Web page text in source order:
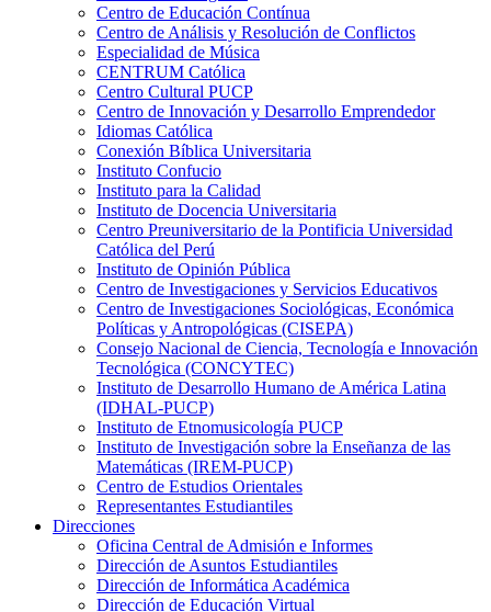
Centro de Educación Contínua
Centro de Análisis y Resolución de Conflictos
Especialidad de Música
CENTRUM Católica
Centro Cultural PUCP
Centro de Innovación y Desarrollo Emprendedor
Idiomas Católica
Conexión Bíblica Universitaria
Instituto Confucio
Instituto para la Calidad
Instituto de Docencia Universitaria
Centro Preuniversitario de la Pontificia Universidad
Católica del Perú
Instituto de Opinión Pública
Centro de Investigaciones y Servicios Educativos
Centro de Investigaciones Sociológicas, Económica
Políticas y Antropológicas (CISEPA)
Consejo Nacional de Ciencia, Tecnología e Innovación
Tecnológica (CONCYTEC)
Instituto de Desarrollo Humano de América Latina
(IDHAL-PUCP)
Instituto de Etnomusicología PUCP
Instituto de Investigación sobre la Enseñanza de las
Matemáticas (IREM-PUCP)
Centro de Estudios Orientales
Representantes Estudiantiles
Direcciones
Oficina Central de Admisión e Informes
Dirección de Asuntos Estudiantiles
Dirección de Informática Académica
Dirección de Educación Virtual